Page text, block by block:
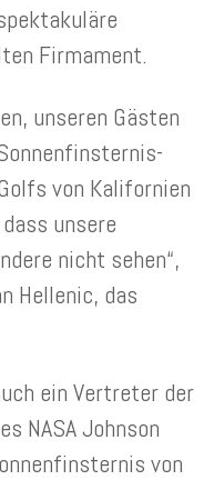
Firmament.
unseren Gästen
von Kalifornien
unsere
nicht sehen“,
Hellenic, das
ein Vertreter der
NASA Johnson
von